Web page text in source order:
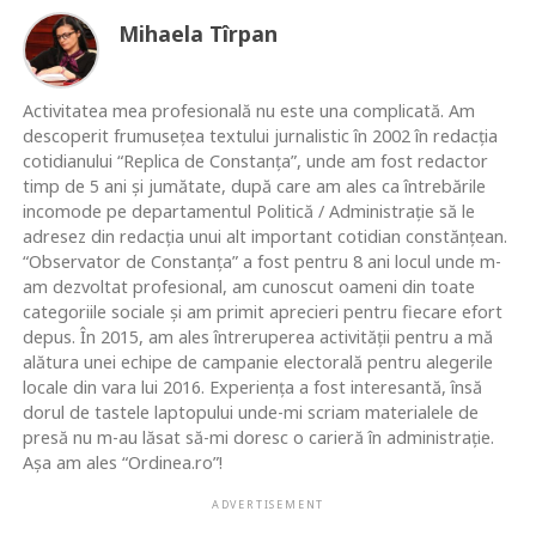
Mihaela Tîrpan
Activitatea mea profesională nu este una complicată. Am
descoperit frumusețea textului jurnalistic în 2002 în redacția
cotidianului “Replica de Constanța”, unde am fost redactor
timp de 5 ani și jumătate, după care am ales ca întrebările
incomode pe departamentul Politică / Administrație să le
adresez din redacția unui alt important cotidian constănțean.
“Observator de Constanța” a fost pentru 8 ani locul unde m-
am dezvoltat profesional, am cunoscut oameni din toate
categoriile sociale și am primit aprecieri pentru fiecare efort
depus. În 2015, am ales întreruperea activității pentru a mă
alătura unei echipe de campanie electorală pentru alegerile
locale din vara lui 2016. Experiența a fost interesantă, însă
dorul de tastele laptopului unde-mi scriam materialele de
presă nu m-au lăsat să-mi doresc o carieră în administrație.
Așa am ales “Ordinea.ro”!
ADVERTISEMENT